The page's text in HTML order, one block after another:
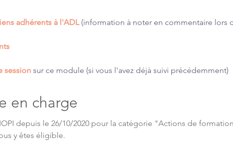
adhérents à l'ADL (information à noter en commentaire lors
session sur ce module (si vous l'avez déjà suivi précédemment)
en charge
depuis le 26/10/2020 pour la catégorie "Actions de
y êtes éligible.